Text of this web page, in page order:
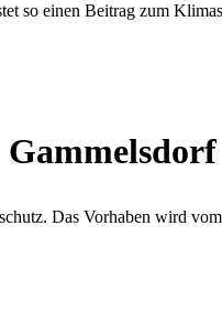
so einen Beitrag zum
Das Vorhaben wird